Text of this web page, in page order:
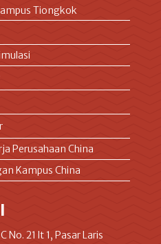
Tiongkok
Perusahaan China
Kampus China
No. 21 lt 1, Pasar Laris